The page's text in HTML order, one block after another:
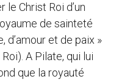
Christ Roi d’un
de sainteté
d’amour et de paix »
A Pilate, qui lui
que la royauté